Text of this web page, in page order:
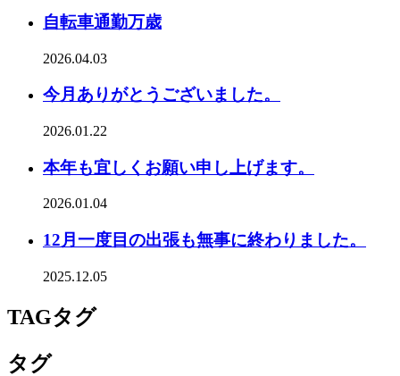
自転車通勤万歳
2026.04.03
今月ありがとうございました。
2026.01.22
本年も宜しくお願い申し上げます。
2026.01.04
12月一度目の出張も無事に終わりました。
2025.12.05
TAGタグ
タグ